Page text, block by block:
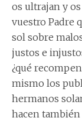
os ultrajan y
vuestro Padre
sol sobre
justos e
¿qué
mismo los
hermanos
hacen también